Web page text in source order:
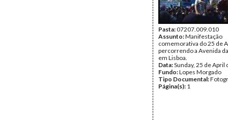
Pasta:07207.009.010
Assunto:Manifestação
comemorativa do 25 de
percorrendo a Avenida
em Lisboa.
Data:Sunday, 25 de April
Fundo:Lopes Morgado
Tipo Documental:
Página(s): 1